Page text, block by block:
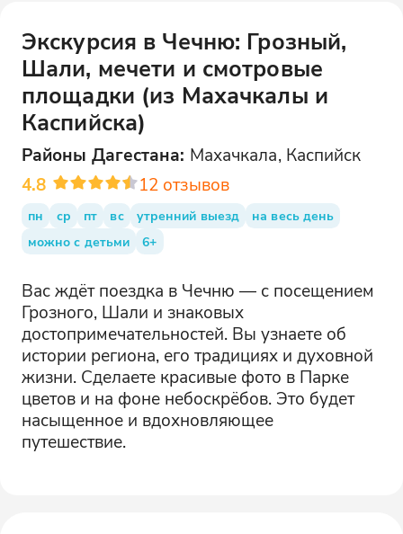
Экскурсия в Чечню: Грозный,
Шали, мечети и смотровые
площадки (из Махачкалы и
Каспийска)
Районы Дагестана: Махачкала, Каспийск
4.8
12 отзывов
пн ср пт вс утренний выезд
на весь день
можно с детьми
6+
Вас ждёт поездка в Чечню — с посещением
Грозного, Шали и знаковых
достопримечательностей. Вы узнаете об
истории региона, его традициях и духовной
жизни. Сделаете красивые фото в Парке
цветов и на фоне небоскрёбов. Это будет
насыщенное и вдохновляющее
путешествие.